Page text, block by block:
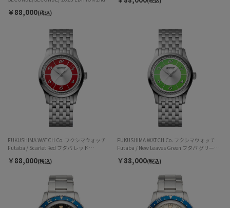
巻 メンズ
￥88,000(税込)
FUKUSHIMA WATCH Co. フクシマウォッチ
Futaba / Scarlet Red フタバ レッド
￥88,000(税込)
FUKUSHIMA WATCH Co. フクシマウォッチ
Futaba / New Leaves Green フタバ グリーン
￥88,000(税込)